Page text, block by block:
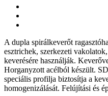
A dupla spirálkeverőt
esztrichek, szerkezeti
keverésére használják.
Horganyzott acélból készült.
speciális profilja biztosítja a
homogenizálását. Felújítási és